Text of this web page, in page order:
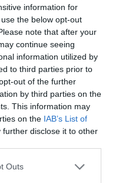
information for
the below opt-out
note that after your
continue seeing
information utilized by
to third parties prior to
out of the further
by third parties on the
This information may
on the IAB’s List of
further disclose it to other
one or more Google
Outs